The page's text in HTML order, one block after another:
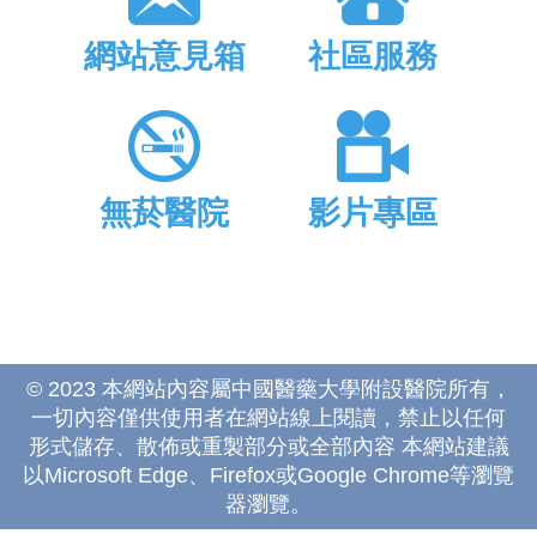
網站意見箱 社區服務
無菸醫院 影片專區
© 2023 本網站內容屬中國醫藥大學附設醫院所有，
一切內容僅供使用者在網站線上閱讀，禁止以任何
形式儲存、散佈或重製部分或全部內容 本網站建議
以Microsoft Edge、Firefox或Google Chrome等瀏覽
器瀏覽。